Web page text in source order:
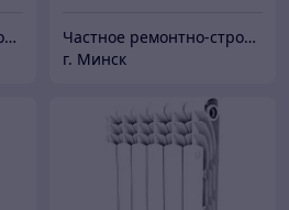
Частное ремонтно-строительное унитарное предприятие "Велестон"
Частное ремонтно-строительное унитарное предприятие "Велестон"
г. Минск